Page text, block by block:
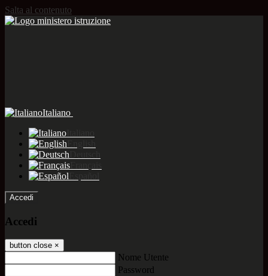
Salta al contenuto
Italiano
Accedi
Accedi
button close ×
Nome Utente
Password